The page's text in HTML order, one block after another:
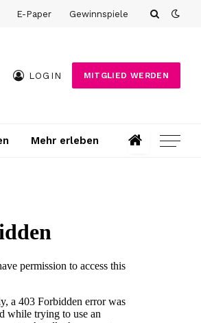
E-Paper Gewinnspiele
LOGIN MITGLIED WERDEN
Mehr erleben